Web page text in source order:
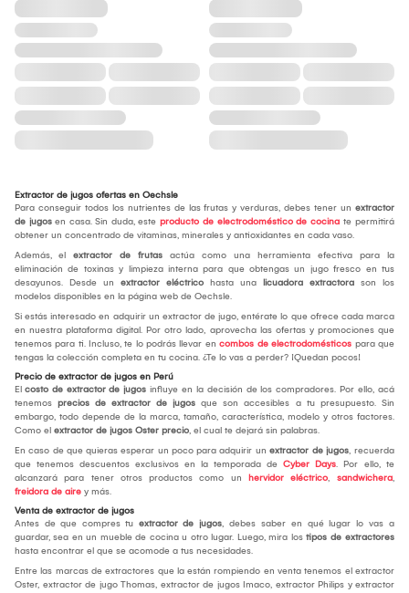
Extractor de jugos ofertas en Oechsle
Para conseguir todos los nutrientes de las frutas y verduras, debes tener un extractor
de jugos en casa. Sin duda, este producto de electrodoméstico de cocina te permitirá
obtener un concentrado de vitaminas, minerales y antioxidantes en cada vaso.
Además, el extractor de frutas actúa como una herramienta efectiva para la
eliminación de toxinas y limpieza interna para que obtengas un jugo fresco en tus
desayunos. Desde un extractor eléctrico hasta una licuadora extractora son los
modelos disponibles en la página web de Oechsle.
Si estás interesado en adquirir un extractor de jugo, entérate lo que ofrece cada marca
en nuestra plataforma digital. Por otro lado, aprovecha las ofertas y promociones que
tenemos para ti. Incluso, te lo podrás llevar en combos de electrodomésticos para que
tengas la colección completa en tu cocina. ¿Te lo vas a perder? ¡Quedan pocos!
Precio de extractor de jugos en Perú
El costo de extractor de jugos influye en la decisión de los compradores. Por ello, acá
tenemos precios de extractor de jugos que son accesibles a tu presupuesto. Sin
embargo, todo depende de la marca, tamaño, característica, modelo y otros factores.
Como el extractor de jugos Oster precio, el cual te dejará sin palabras.
En caso de que quieras esperar un poco para adquirir un extractor de jugos, recuerda
que tenemos descuentos exclusivos en la temporada de Cyber Days. Por ello, te
alcanzará para tener otros productos como un hervidor eléctrico, sandwichera,
freidora de aire y más.
Venta de extractor de jugos
Antes de que compres tu extractor de jugos, debes saber en qué lugar lo vas a
guardar, sea en un mueble de cocina u otro lugar. Luego, mira los tipos de extractores
hasta encontrar el que se acomode a tus necesidades.
Entre las marcas de extractores que la están rompiendo en venta tenemos el extractor
Oster, extractor de jugo Thomas, extractor de jugos Imaco, extractor Philips y extractor